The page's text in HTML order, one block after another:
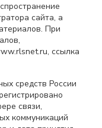
сайта, а
При
ссылка
средств России
связи,
коммуникаций